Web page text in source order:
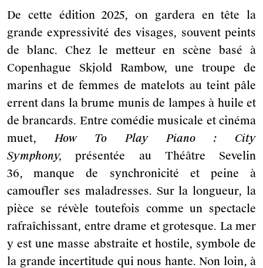
De cette édition 2025, on gardera en tête la
grande expressivité des visages, souvent peints
de blanc. Chez le metteur en scène basé à
Copenhague Skjold Rambow, une troupe de
marins et de femmes de matelots au teint pâle
errent dans la brume munis de lampes à huile et
de brancards. Entre comédie musicale et cinéma
muet,How To Play Piano : City
Symphony,présentée au Théâtre Sevelin
36,
manque de synchronicité et peine à
camoufler ses maladresses. Sur la longueur, la
pièce se révèle toutefois comme un spectacle
rafraîchissant, entre drame et grotesque. La mer
y est une masse abstraite et hostile, symbole de
la grande incertitude qui nous hante. Non loin, à